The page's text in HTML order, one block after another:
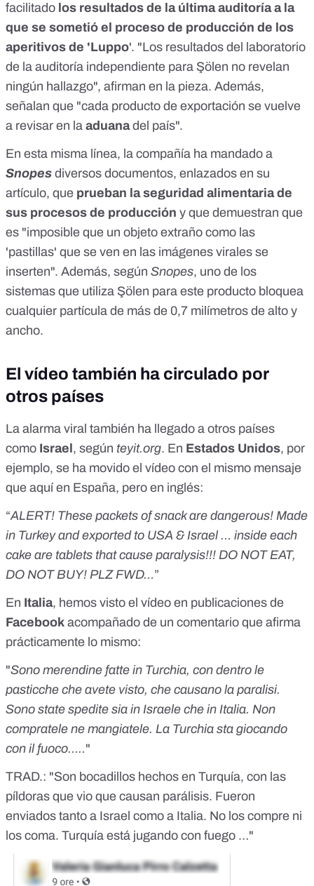
facilitado los resultados de la última auditoría a la
que se sometió el proceso de producción de los
aperitivos de 'Luppo'. "Los resultados del laboratorio
de la auditoría independiente para Şölen no revelan
ningún hallazgo", afirman en la pieza. Además,
señalan que "cada producto de exportación se vuelve
a revisar en la aduanadel país".
En esta misma línea, la compañía ha mandado a
Snopes diversos documentos, enlazados en su
artículo, que prueban la seguridad alimentaria de
sus procesos de producción y que demuestran que
es "imposible que un objeto extraño como las
'pastillas' que se ven en las imágenes virales se
inserten". Además, según Snopes, uno de los
sistemas que utiliza Şölen para este producto bloquea
cualquier partícula de más de 0,7 milímetros de alto y
ancho.
El vídeo también ha circulado por
otros países
La alarma viral también ha llegado a otros países
como Israel, según teyit.org. En Estados Unidos, por
ejemplo, se ha movido el vídeo con el mismo mensaje
que aquí en España, pero en inglés:
“ALERT! These packets of snack are dangerous! Made
in Turkey and exported to USA & Israel … inside each
cake are tablets that cause paralysis!!! DO NOT EAT,
DO NOT BUY! PLZ FWD…”
En Italia, hemos visto el vídeo en publicaciones de
Facebook acompañado de un comentario que afirma
prácticamente lo mismo:
"Sono merendine fatte in Turchia, con dentro le
pasticche che avete visto, che causano la paralisi.
Sono state spedite sia in Israele che in Italia. Non
compratele ne mangiatele. La Turchia sta giocando
con il fuoco….."
TRAD.: "Son bocadillos hechos en Turquía, con las
píldoras que vio que causan parálisis. Fueron
enviados tanto a Israel como a Italia. No los compre ni
los coma. Turquía está jugando con fuego …"